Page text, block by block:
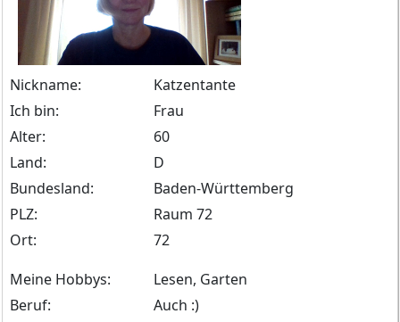
Nickname:
Katzentante
Ich bin:
Frau
Alter:
60
Land:
D
Bundesland:
Baden-Württemberg
PLZ:
Raum 72
Ort:
72
Meine Hobbys:
Lesen, Garten
Beruf:
Auch :)